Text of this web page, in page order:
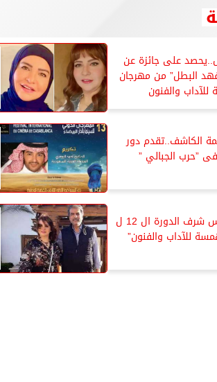
على جائزة عن
البطل” من مهرجان
والفنون
الكاشف..تقدم دور
”حرب الجبالي ”
أحمد بدير رئيس شرف الدورة ال 12 ل
للآداب والفنون”